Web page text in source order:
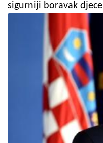
sigurniji boravak djece